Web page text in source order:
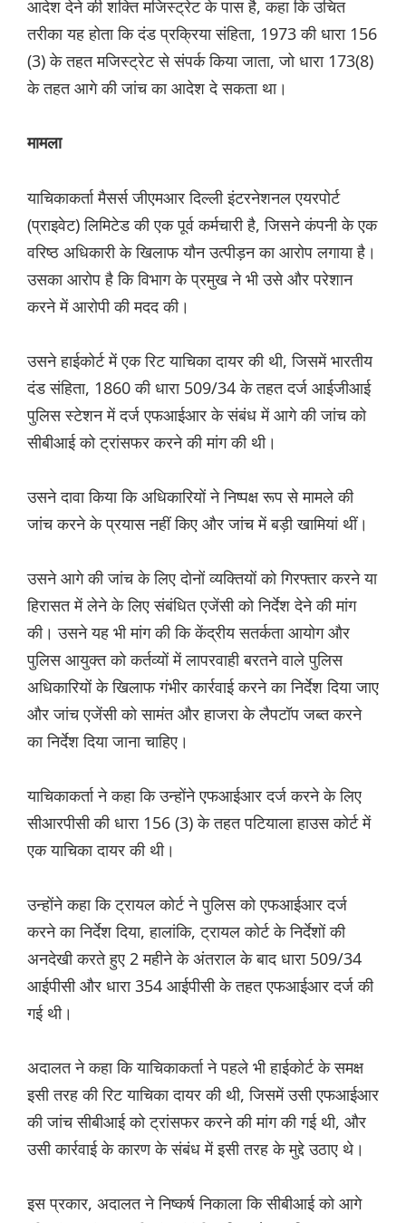
आदेश देने की शक्ति मजिस्ट्रेट के पास है, कहा कि उचित
तरीका यह होता कि दंड प्रक्रिया संहिता, 1973 की धारा 156
(3) के तहत मजिस्ट्रेट से संपर्क किया जाता, जो धारा 173(8)
के तहत आगे की जांच का आदेश दे सकता था।
मामला
याचिकाकर्ता मैसर्स जीएमआर दिल्ली इंटरनेशनल एयरपोर्ट
(प्राइवेट) लिमिटेड की एक पूर्व कर्मचारी है, जिसने कंपनी के एक
वरिष्ठ अधिकारी के खिलाफ यौन उत्पीड़न का आरोप लगाया है।
उसका आरोप है कि विभाग के प्रमुख ने भी उसे और परेशान
करने में आरोपी की मदद की।
उसने हाईकोर्ट में एक रिट याचिका दायर की थी, जिसमें भारतीय
दंड संहिता, 1860 की धारा 509/34 के तहत दर्ज आईजीआई
पुलिस स्टेशन में दर्ज एफआईआर के संबंध में आगे की जांच को
सीबीआई को ट्रांसफर करने की मांग की थी।
उसने दावा किया कि अधिकारियों ने निष्पक्ष रूप से मामले की
जांच करने के प्रयास नहीं किए और जांच में बड़ी खामियां थीं।
उसने आगे की जांच के लिए दोनों व्यक्तियों को गिरफ्तार करने या
हिरासत में लेने के लिए संबंधित एजेंसी को निर्देश देने की मांग
की। उसने यह भी मांग की कि केंद्रीय सतर्कता आयोग और
पुलिस आयुक्त को कर्तव्यों में लापरवाही बरतने वाले पुलिस
अधिकारियों के खिलाफ गंभीर कार्रवाई करने का निर्देश दिया जाए
और जांच एजेंसी को सामंत और हाजरा के लैपटॉप जब्त करने
का निर्देश दिया जाना चाहिए।
याचिकाकर्ता ने कहा कि उन्होंने एफआईआर दर्ज करने के लिए
सीआरपीसी की धारा 156 (3) के तहत पटियाला हाउस कोर्ट में
एक याचिका दायर की थी।
उन्होंने कहा कि ट्रायल कोर्ट ने पुलिस को एफआईआर दर्ज
करने का निर्देश दिया, हालांकि, ट्रायल कोर्ट के निर्देशों की
अनदेखी करते हुए 2 महीने के अंतराल के बाद धारा 509/34
आईपीसी और धारा 354 आईपीसी के तहत एफआईआर दर्ज की
गई थी।
अदालत ने कहा कि याचिकाकर्ता ने पहले भी हाईकोर्ट के समक्ष
इसी तरह की रिट याचिका दायर की थी, जिसमें उसी एफआईआर
की जांच सीबीआई को ट्रांसफर करने की मांग की गई थी, और
उसी कार्रवाई के कारण के संबंध में इसी तरह के मुद्दे उठाए थे।
इस प्रकार, अदालत ने निष्कर्ष निकाला कि सीबीआई को आगे